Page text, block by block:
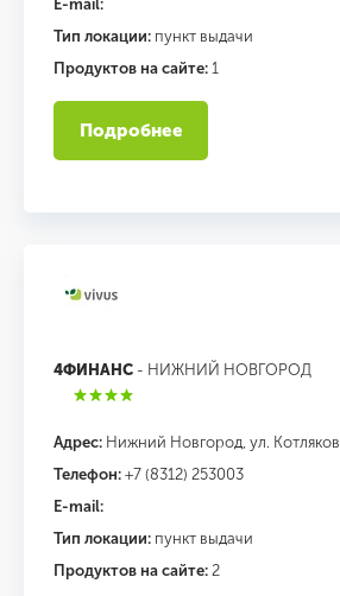
E-mail:
Тип локации: пункт выдачи
Продуктов на сайте: 1
Подробнее
4ФИНАНС - НИЖНИЙ НОВГОРОД
Адрес: Нижний Новгород, ул.
Телефон: +7 (8312) 253003
E-mail:
Тип локации: пункт выдачи
Продуктов на сайте: 2